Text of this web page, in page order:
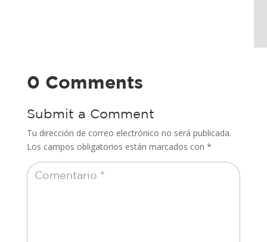
0 Comments
Submit a Comment
Tu dirección de correo electrónico no será publicada.
Los campos obligatorios están marcados con *